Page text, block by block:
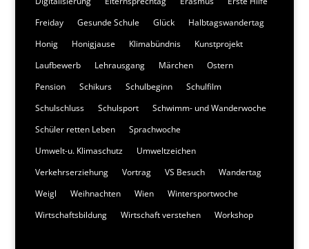
Freiday
Gesunde Schule Glück
Halbtagswandertag
Honig
Honigjause Klimabündnis
Kunstprojekt
Laufbewerb
Lehrausgang Märchen
Ostern
Pension
Schikurs Schulbeginn
Schulfilm
Schulschluss
Schulsport
Schwimm- und Wanderwoche
Schüler retten Leben
Sprachwoche
Umwelt-u. Klimaschutz
Umweltzeichen
Verkehrserziehung
Vortrag VS Besuch
Wandertag
Weigl
Weihnachten Wien
Wintersportwoche
Wirtschaftsbildung
Wirtschaft verstehen Workshop